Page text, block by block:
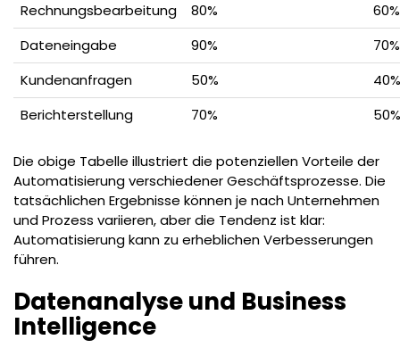
Rechnungsbearbeitung
80%
60%
Dateneingabe
90%
70%
Kundenanfragen
50%
40%
Berichterstellung
70% 50%
Die obige Tabelle illustriert die potenziellen Vorteile der
Automatisierung verschiedener Geschäftsprozesse. Die
tatsächlichen Ergebnisse können je nach Unternehmen
und Prozess variieren, aber die Tendenz ist klar:
Automatisierung kann zu erheblichen Verbesserungen
führen.
Datenanalyse und Business
Intelligence